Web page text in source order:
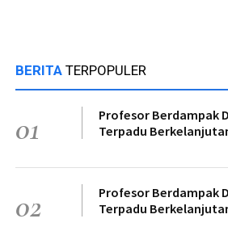
BERITA TERPOPULER
01
Profesor Berdampak
Terpadu
02
Profesor Berdampak
Terpadu